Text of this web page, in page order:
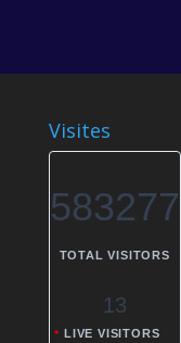
Visites
583277
TOTAL VISITORS
13
LIVE VISITORS